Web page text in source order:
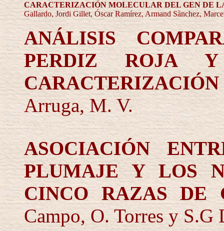
CARACTERIZACIÓN MOLECULAR DEL GEN DE
Gallardo, Jordi Gillet, Óscar Ramírez, Armand Sànchez,
ANÁLISIS
PERDIZ ROJA Y
Arruga, M. V.
ASOCIACIÓN
PLUMAJE Y LOS
CINCO RAZAS DE
Campo, O. Torres y S.G